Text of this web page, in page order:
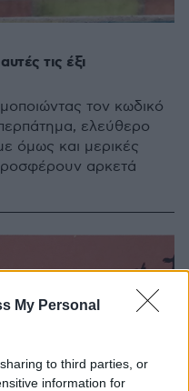
My Personal
to third parties, or
information for
τις έξι
τον κωδικό
ελεύθερο
όμως και μερικές
αρκετά